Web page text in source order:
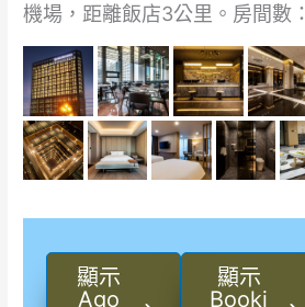
機場，距離飯店3公里。房間數：
顯示
Ago
顯示
Booki